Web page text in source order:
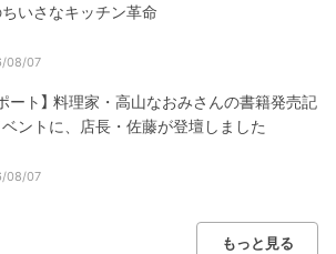
いさなキッチン革命
08/07
ポート】 料理家・高山なおみさんの書籍発売記
ントに、店長・佐藤が登壇しました
08/07
もっと見る